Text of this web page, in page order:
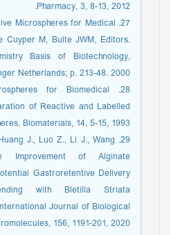
Pharmacy, 3, 8-13, 2012.
Microspheres for Medical
Cuyper M, Bulte JWM, Editors.
Basis of Biotechnology,
Netherlands; p. 213-48. 2000.
for Biomedical
of Reactive and Labelled
Biomaterials, 14, 5-15, 1993.
Huang J., Luo Z., Li J., Wang
Improvement of Alginate
Gastroretentive Delivery
with Bletilla Striata
Journal of Biological
156, 1191-201, 2020.